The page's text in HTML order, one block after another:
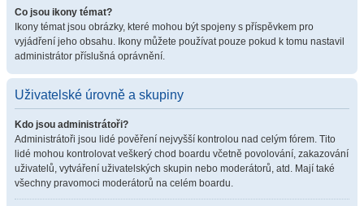
Co jsou ikony témat?
Ikony témat jsou obrázky, které mohou být spojeny s příspěvkem pro
vyjádření jeho obsahu. Ikony můžete používat pouze pokud k tomu nastavil
administrátor příslušná oprávnění.
Uživatelské úrovně a skupiny
Kdo jsou administrátoři?
Administrátoři jsou lidé pověření nejvyšší kontrolou nad celým fórem. Tito
lidé mohou kontrolovat veškerý chod boardu včetně povolování, zakazování
uživatelů, vytváření uživatelských skupin nebo moderátorů, atd. Mají také
všechny pravomoci moderátorů na celém boardu.